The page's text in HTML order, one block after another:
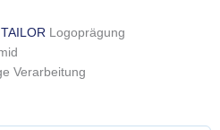
Logoprägung
Verarbeitung